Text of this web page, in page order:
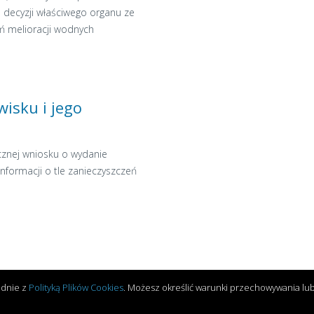
właściwego organu ze
melioracji wodnych
i jego
wniosku o wydanie
o tle zanieczyszczeń
z Polityką Plików Cookies. Możesz określić warunki przechowywania